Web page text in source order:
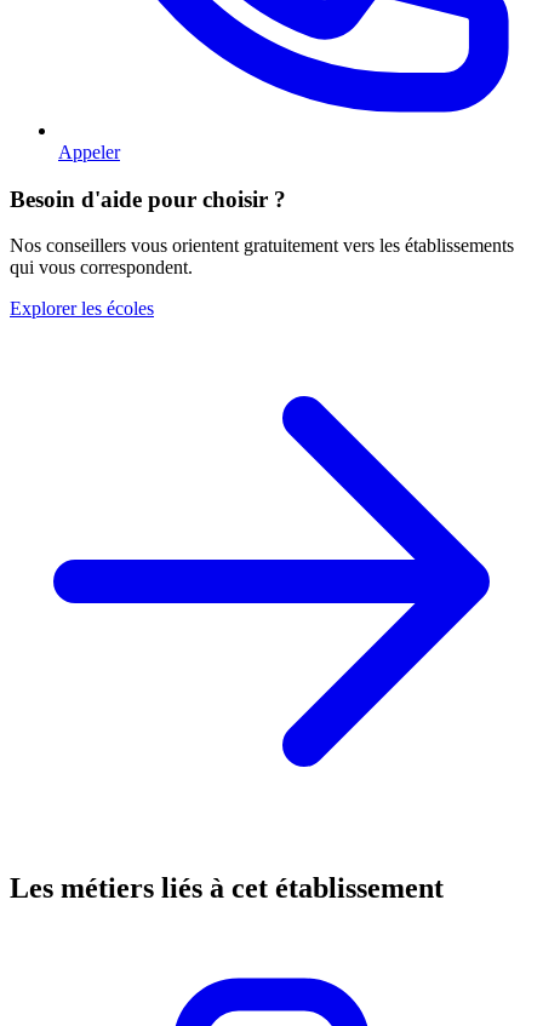
Appeler
Besoin d'aide pour choisir ?
Nos conseillers vous orientent gratuitement vers les établissements
qui vous correspondent.
Explorer les écoles
Les métiers liés à cet établissement